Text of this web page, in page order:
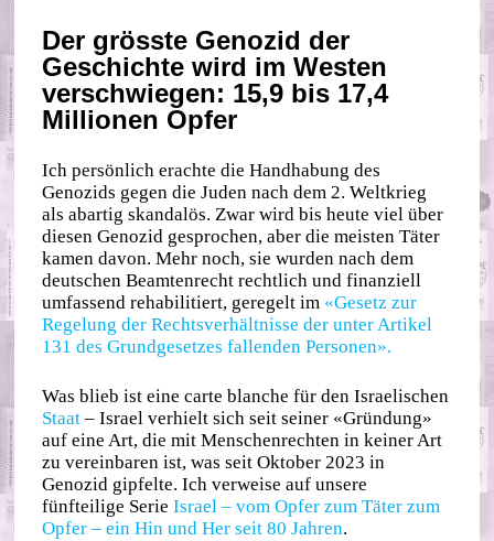
Der grösste Genozid der
Geschichte wird im Westen
verschwiegen: 15,9 bis 17,4
Millionen Opfer
Ich persönlich erachte die Handhabung des
Genozids gegen die Juden nach dem 2. Weltkrieg
als abartig skandalös. Zwar wird bis heute viel über
diesen Genozid gesprochen, aber die meisten Täter
kamen davon. Mehr noch, sie wurden nach dem
deutschen Beamtenrecht rechtlich und finanziell
umfassend rehabilitiert, geregelt im «Gesetz zur
Regelung der Rechtsverhältnisse der unter Artikel
131 des Grundgesetzes fallenden Personen».
Was blieb ist eine carte blanche für den Israelischen
Staat – Israel verhielt sich seit seiner «Gründung»
auf eine Art, die mit Menschenrechten in keiner Art
zu vereinbaren ist, was seit Oktober 2023 in
Genozid gipfelte. Ich verweise auf unsere
fünfteilige SerieIsrael – vom Opfer zum Täter zum
Opfer – ein Hin und Her seit 80 Jahren.